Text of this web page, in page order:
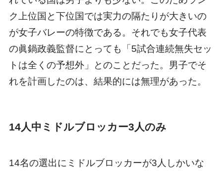
ク上位国と下位国では実力の隔たりが大きいの
が女子バレーの特徴である。それでも女子代表
の眞鍋政義監督にとっても「5試合連続無失セッ
トは全くの予想外」とのことだった。男子でそ
れを計画したのは、結果的には無理があった。
14人中ミドルブロッカー3人のみ
14名の選出にミドルブロッカーが3人しかいな